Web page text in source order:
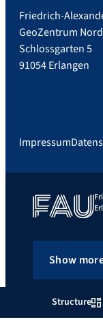
Structure
Friedrich-
GeoZentrum
Schlossgarten 5
91054 Erlangen
Impressum
Show